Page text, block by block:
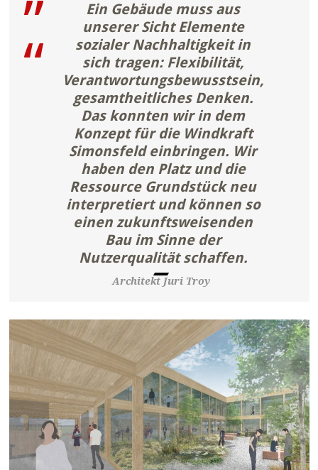
Ein Gebäude muss aus
unserer Sicht Elemente
sozialer Nachhaltigkeit in
sich tragen: Flexibilität,
Verantwortungsbewusstsein,
gesamtheitliches Denken.
Das konnten wir in dem
Konzept für die Windkraft
Simonsfeld einbringen. Wir
haben den Platz und die
Ressource Grundstück neu
interpretiert und können so
einen zukunftsweisenden
Bau im Sinne der
Nutzerqualität schaffen.
Architekt Juri Troy